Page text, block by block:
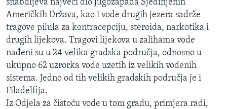
O GLASU AMERIKE
Learning English
PRATITE NAS
snabdijeva najveći dio jugozapada Sjedinjenih
Američkih Država, kao i vode drugih jezera sadrže
tragove pilula za kontracepciju, steroida, narkotika i
drugih lijekova. Tragovi lijekova u zalihama vode
nađeni su u 24 velika gradska područja, odnosno u
ukupno 62 uzrorka vode uzetih iz velikih vodenih
sistema. Jedno od tih velikih gradskih područja je i
Filadelfija.
Iz Odjela za čistoću vode u tom gradu, primjera radi,